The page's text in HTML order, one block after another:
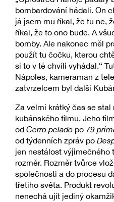
bombardování hádali. On
já jsem mu říkal, že tu ne,
říkal, že to ono bude. A
bomby. Ale nakonec měl
použít tu čočku, kterou
si to v té chvíli vyhádal.“
Nápoles, kameraman z
zatvrzelcem byl další
Za velmi krátký čas se
kubánského filmu. Jeho
od Cerro pelado po 79
od týdenních zpráv po
jen nestálost výjimečného
rozměr. Rozměr tvůrce
společnosti a do procesu
třetího světa. Produkt
nenechá ujít jediný